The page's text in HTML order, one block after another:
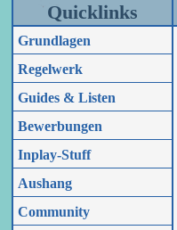
Quicklinks
Grundlagen
Regelwerk
Guides & Listen
Bewerbungen
Inplay-Stuff
Aushang
Community